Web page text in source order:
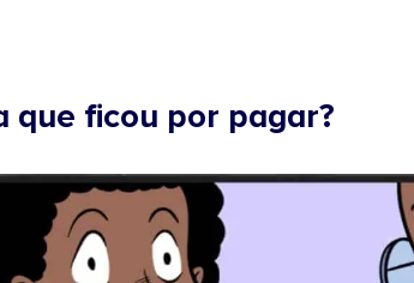
que ficou por pagar?